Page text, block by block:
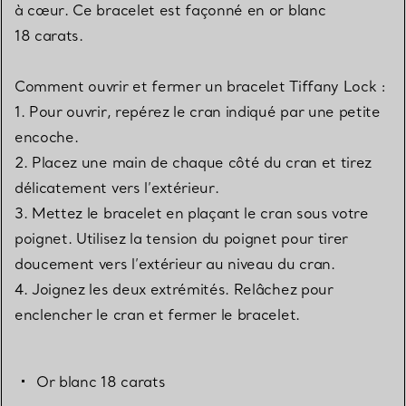
à cœur. Ce bracelet est façonné en or blanc
18 carats.
Comment ouvrir et fermer un bracelet Tiffany Lock :
1. Pour ouvrir, repérez le cran indiqué par une petite
encoche.
2. Placez une main de chaque côté du cran et tirez
délicatement vers l’extérieur.
3. Mettez le bracelet en plaçant le cran sous votre
poignet. Utilisez la tension du poignet pour tirer
doucement vers l’extérieur au niveau du cran.
4. Joignez les deux extrémités. Relâchez pour
enclencher le cran et fermer le bracelet.
Or blanc 18 carats